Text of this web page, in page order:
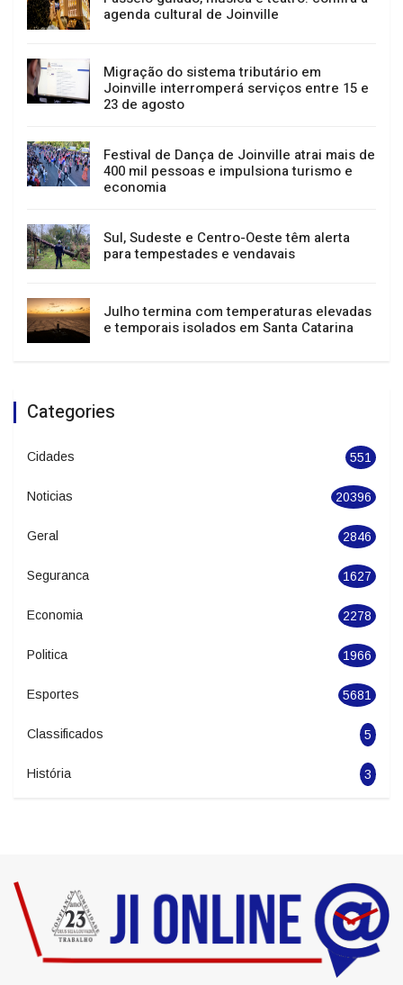
GERAL NOTÍCIAS
Passeio guiado, música e teatro: confira a
agenda cultural de Joinville
Migração do sistema tributário em
Joinville interromperá serviços entre 15 e
23 de agosto
Festival de Dança de Joinville atrai mais de
400 mil pessoas e impulsiona turismo e
economia
Sul, Sudeste e Centro-Oeste têm alerta
para tempestades e vendavais
e temporais isolados em Santa Catarina
Categories
Cidades 551
Noticias 20396
Geral 2846
Seguranca 1627
Economia 2278
Politica 1966
Esportes 5681